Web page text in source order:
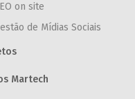
on site
de Mídias Sociais
Martech